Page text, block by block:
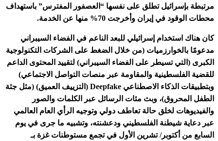
مرتبطة بإسرائيل تطلق على نفسها “العصفور المفترس” باستهداف
محطات الوقود في إيران وأخرجت 70% منها عن الخدمة.
كان هناك استخدام إسرائيلي للبعد الناعم في الفضاء السيبراني
مدعومًا بالخوارزميات (من خلال الضغط على الشركات التكنولوجية
الكبرى (التي تسيطر على الفضاء السيبراني) لتقييد المحتوى الداعم
للقضية الفلسطينية والمقاومة عبر منصات التواصل الاجتماعي)
وبتطبيقات الذكاء الاصطناعي Deepfake (التزييف العميق) (مثل جثة
الطفل المحروق)، وبث مئات الرسائل عبر الكلمات والصور
والفيديوهات لخلق حالة تعاطف دولي وتوجيه الرأي العام العالمي
عبر دعاية شيطنة الفلسطيني ودعشنته، وتشبيه ما جرى في يوم
السابع من أكتوبر/ تشرين الأول في تجمع مستوطنات غزة بـ